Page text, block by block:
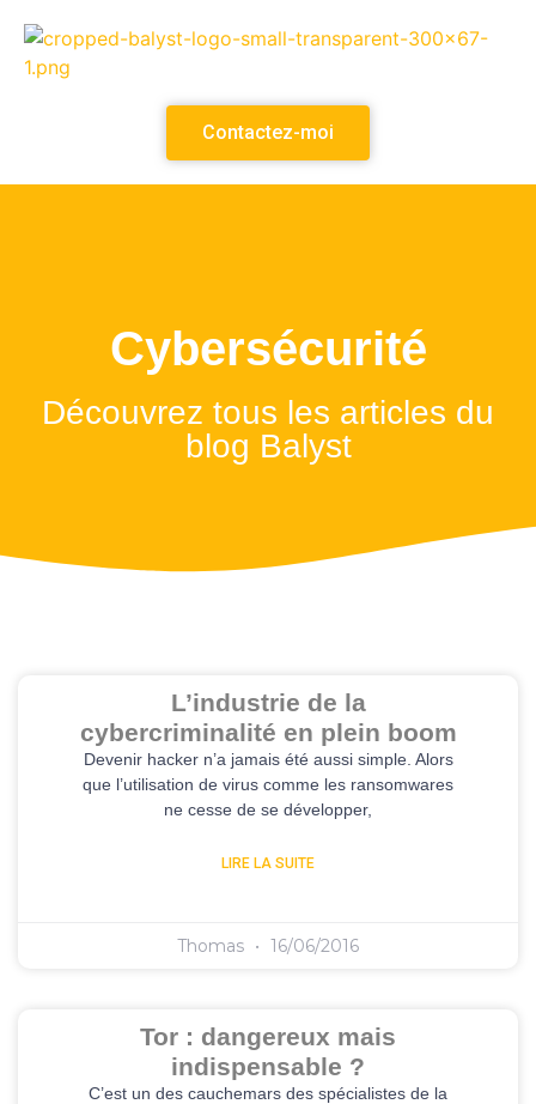
Contactez-moi
Cybersécurité
Découvrez tous les articles du
blog Balyst
L’industrie de la
cybercriminalité en plein boom
Devenir hacker n’a jamais été aussi simple. Alors
que l’utilisation de virus comme les ransomwares
ne cesse de se développer,
LIRE LA SUITE
Thomas 16/06/2016
Tor : dangereux mais
indispensable ?
C’est un des cauchemars des spécialistes de la